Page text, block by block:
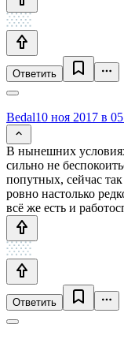
Ответить
Bedal10 ноя 2017 в
В нынешних
сильно не
попутных, сейчас
ровно настолько
всё же есть и
Ответить